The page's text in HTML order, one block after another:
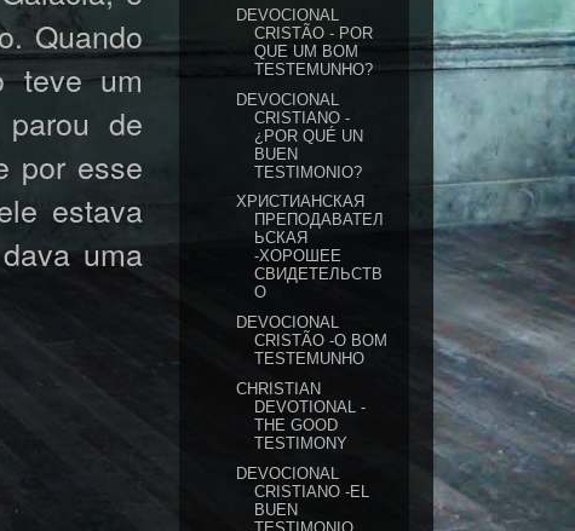
Quando
teve um
parou de
por esse
estava
uma
DEVOCIONAL
CRISTÃO - POR
QUE UM BOM
TESTEMUNHO?
DEVOCIONAL
CRISTIANO -
¿POR QUÉ UN
BUEN
TESTIMONIO?
ХРИСТИАНСКАЯ
ПРЕПОДАВАТЕЛ
ЬСКАЯ
-ХОРОШЕЕ
СВИДЕТЕЛЬСТВ
О
DEVOCIONAL
CRISTÃO -O BOM
TESTEMUNHO
CHRISTIAN
DEVOTIONAL -
THE GOOD
TESTIMONY
DEVOCIONAL
CRISTIANO -EL
BUEN
TESTIMONIO